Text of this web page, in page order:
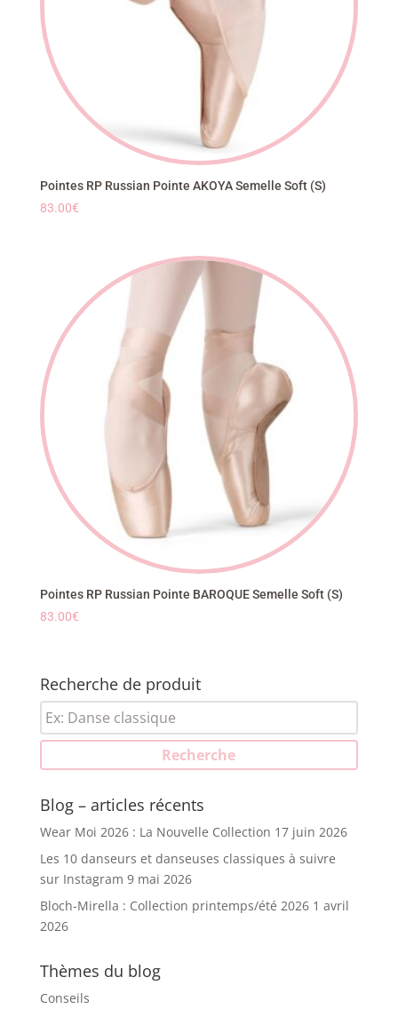
Pointes RP Russian Pointe AKOYA Semelle Soft (S)
83.00€
Pointes RP Russian Pointe BAROQUE Semelle Soft (S)
83.00€
Recherche de produit
Recherche
pour :
Recherche
Blog – articles récents
Wear Moi 2026 : La Nouvelle Collection 17 juin 2026
Les 10 danseurs et danseuses classiques à suivre
sur Instagram 9 mai 2026
Bloch-Mirella : Collection printemps/été 2026 1 avril
2026
Thèmes du blog
Conseils